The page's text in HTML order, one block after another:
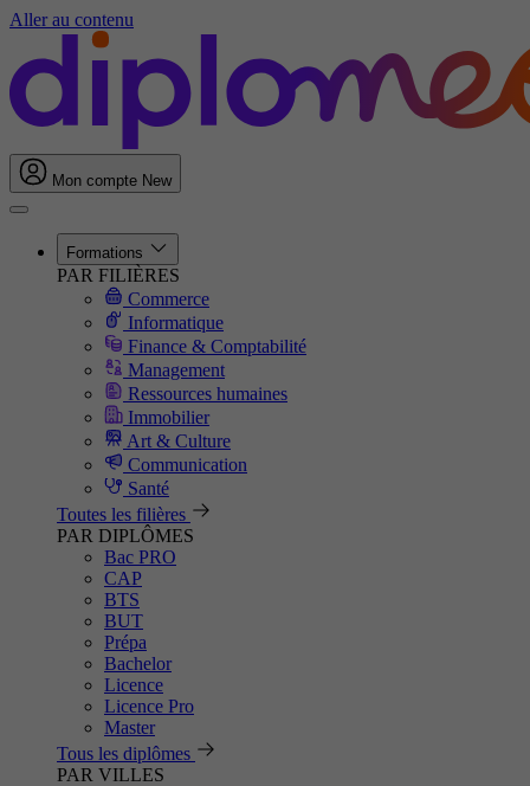
Aller au contenu
Mon compte New
Formations
PAR FILIÈRES
Commerce
Informatique
Finance & Comptabilité
Management
Ressources humaines
Immobilier
Art & Culture
Communication
Santé
Toutes les filières
PAR DIPLÔMES
Bac PRO
CAP
BTS
BUT
Prépa
Bachelor
Licence
Licence Pro
Master
Tous les diplômes
PAR VILLES